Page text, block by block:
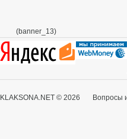
(banner_13)
KLAKSONA.NET © 2026 Вопросы